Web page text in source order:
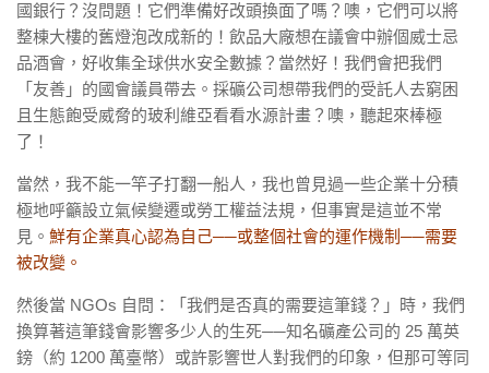
國銀行？沒問題！它們準備好改頭換面了嗎？噢，它們可以將
整棟大樓的舊燈泡改成新的！飲品大廠想在議會中辦個威士忌
品酒會，好收集全球供水安全數據？當然好！我們會把我們
「友善」的國會議員帶去。採礦公司想帶我們的受託人去窮困
且生態飽受威脅的玻利維亞看看水源計畫？噢，聽起來棒極
了！
當然，我不能一竿子打翻一船人，我也曾見過一些企業十分積
極地呼籲設立氣候變遷或勞工權益法規，但事實是這並不常
見。 鮮有企業真心認為自己──或整個社會的運作機制──需要
被改變。
然後當 NGOs 自問：「我們是否真的需要這筆錢？」時，我們
換算著這筆錢會影響多少人的生死──知名礦產公司的 25 萬英
鎊（約 1200 萬臺幣）或許影響世人對我們的印象，但那可等同